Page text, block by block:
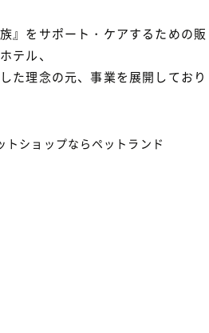
』をサポート・ケアするための販
テル、
た理念の元、事業を展開しており
トショップならペットランド